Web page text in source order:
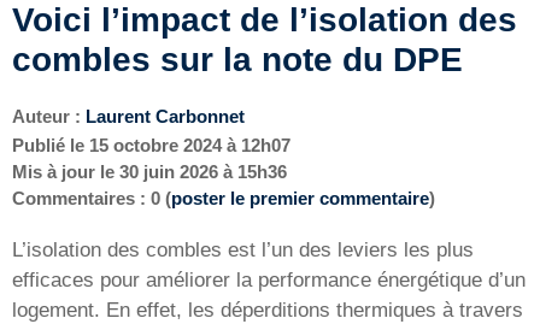
Voici l’impact de l’isolation des
combles sur la note du DPE
Auteur : Laurent Carbonnet
Publié le 15 octobre 2024 à 12h07
Mis à jour le 30 juin 2026 à 15h36
Commentaires : 0 (poster le premier commentaire)
L’isolation des combles est l’un des leviers les plus
efficaces pour améliorer la performance énergétique d’un
logement. En effet, les déperditions thermiques à travers